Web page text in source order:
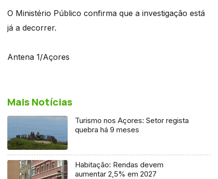
O Ministério Público confirma que a investigação está
já a decorrer.
Antena 1/Açores
Mais Notícias
Turismo nos Açores: Setor regista
quebra há 9 meses
Habitação: Rendas devem
aumentar 2,5% em 2027